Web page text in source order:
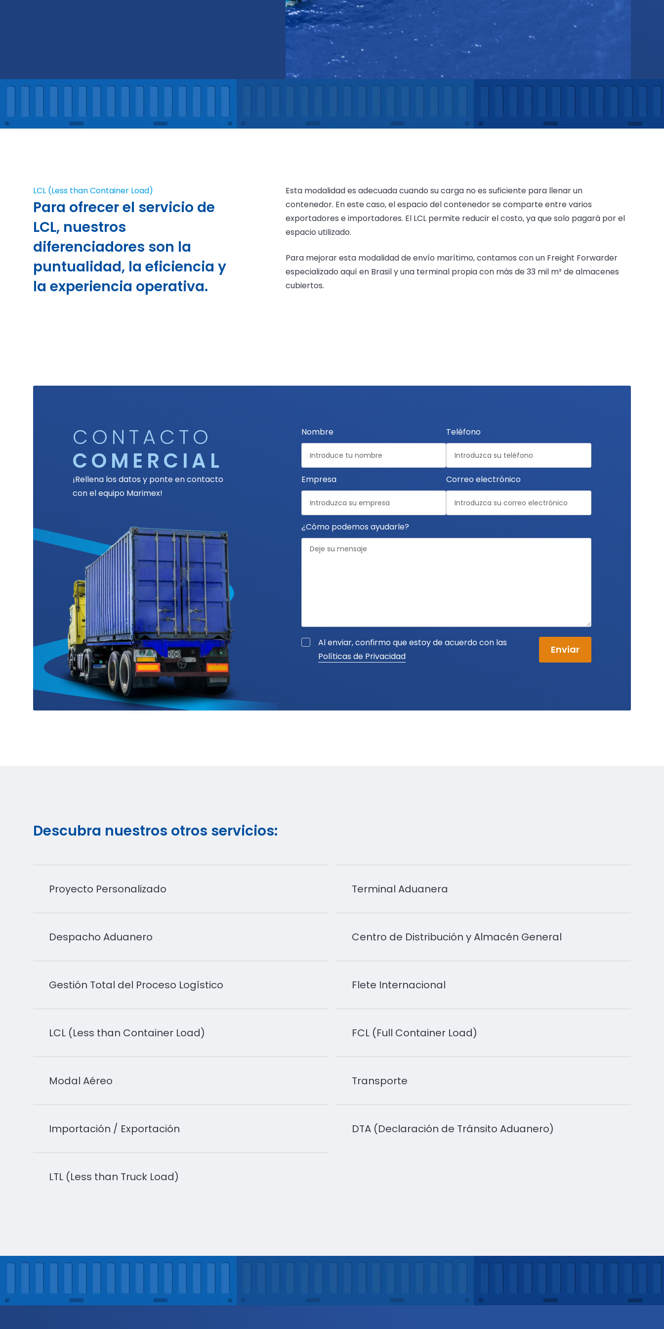
LCL (Less than Container Load)
Para ofrecer el servicio de
LCL, nuestros
diferenciadores son la
puntualidad, la eficiencia y
la experiencia operativa.
Esta modalidad es adecuada cuando su carga no es suficiente para llenar un
contenedor. En este caso, el espacio del contenedor se comparte entre varios
exportadores e importadores. El LCL permite reducir el costo, ya que solo pagará por el
espacio utilizado.
Para mejorar esta modalidad de envío marítimo, contamos con un Freight Forwarder
especializado aquí en Brasil y una terminal propia con más de 33 mil m² de almacenes
cubiertos.
CONTACTO
COMERCIAL
¡Rellena los datos y ponte en contacto
con el equipo Marimex!
Nombre Teléfono
Empresa Correo electrónico
¿Cómo podemos ayudarle?
Al enviar, confirmo que estoy de acuerdo con las
Políticas de Privacidad
Descubra nuestros otros servicios:
Proyecto Personalizado Terminal Aduanera
Despacho Aduanero Centro de Distribución y Almacén General
Gestión Total del Proceso Logístico Flete Internacional
LCL (Less than Container Load) FCL (Full Container Load)
Modal Aéreo Transporte
Importación / Exportación DTA (Declaración de Tránsito Aduanero)
LTL (Less than Truck Load)